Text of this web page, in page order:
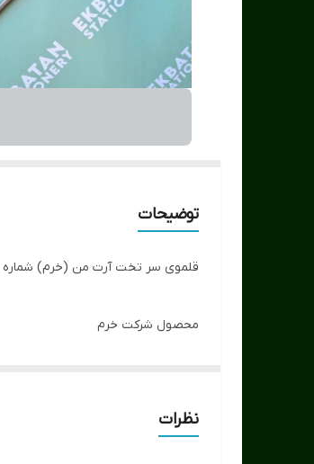
توضیحات
قلموی سر تخت آرت من (خرم) شماره 8
محصول شرکت خرم
نظرات